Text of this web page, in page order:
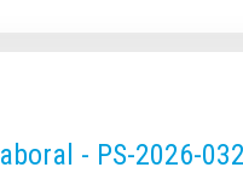
- PS-2026-032